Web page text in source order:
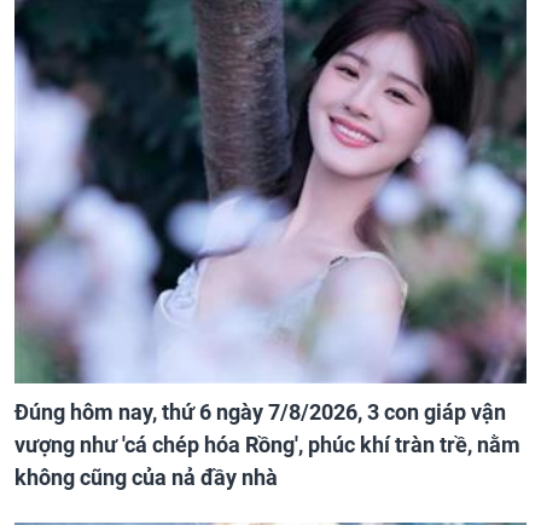
Đúng hôm nay, thứ 6 ngày 7/8/2026, 3 con giáp vận
vượng như 'cá chép hóa Rồng', phúc khí tràn trề, nằm
không cũng của nả đầy nhà